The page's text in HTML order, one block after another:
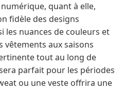
quant à elle,
fidèle des designs
les nuances de couleurs et
vêtements aux saisons
tout au long de
parfait pour les périodes
ou une veste offrira une